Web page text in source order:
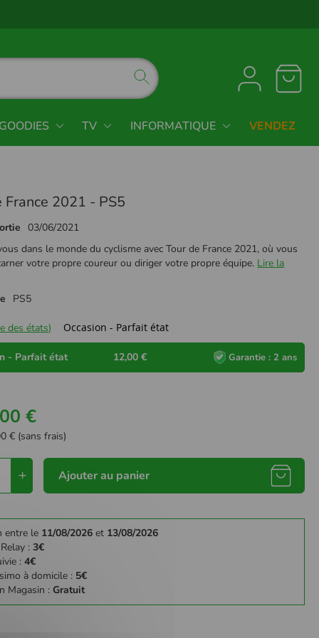
TV INFORMATIQUE VENDEZ
France 2021 - PS5
03/06/2021
dans le monde du cyclisme avec Tour de France 2021, où vous
votre propre coureur ou diriger votre propre équipe. Lire la
PS5
des états) Occasion - Parfait état
- Parfait état 12,00 € Garantie : 2 ans
€
€ (sans frais)
Ajouter au panier
entre le 11/08/2026 et 13/08/2026
:3€
:4€
à domicile : 5€
Magasin :Gratuit